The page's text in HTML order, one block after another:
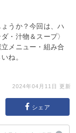
うか？今回は、ハ
・汁物＆スープ〉
メニュー・組み合
ね。
2024年04月11日 更新
シェア